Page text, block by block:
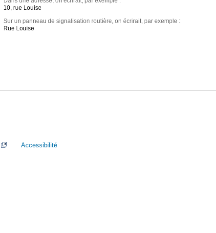
10, rue Louise
Sur un panneau de signalisation routière, on écrirait, par exemple :
Rue Louise
Accessibilité